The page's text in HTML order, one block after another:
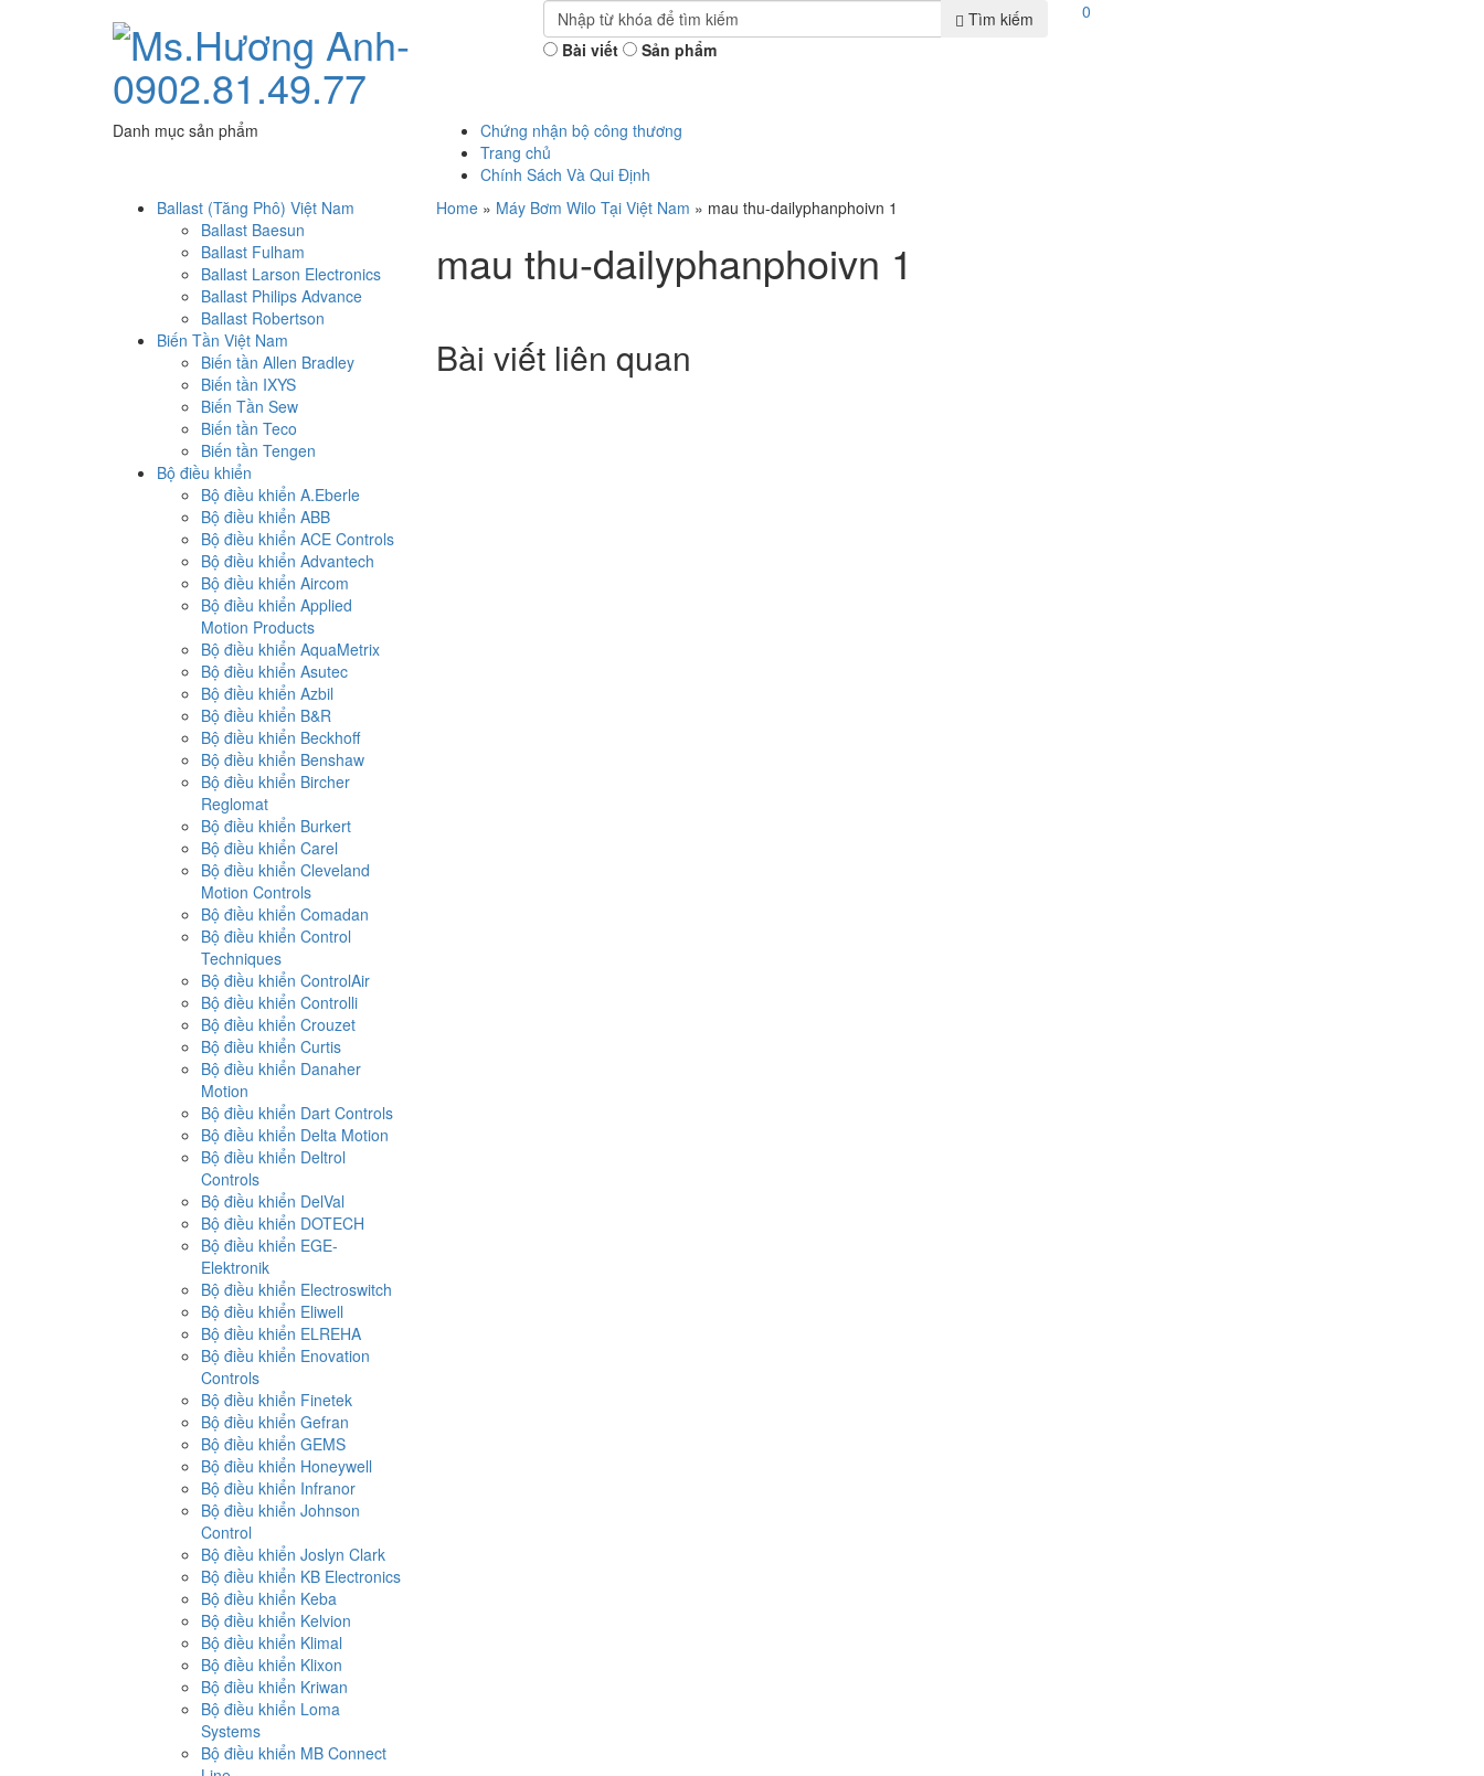
Tìm kiếm
Bài viết
Sản phẩm
0
Danh mục sản phẩm
Chứng nhận bộ công thương
Trang chủ
Chính Sách Và Qui Định
Home» Máy Bơm Wilo Tại Việt Nam » mau thu-dailyphanphoivn 1
mau thu-dailyphanphoivn 1
Bài viết liên quan
Ballast (Tăng Phô) Việt Nam
Ballast Baesun
Ballast Fulham
Ballast Larson Electronics
Ballast Philips Advance
Ballast Robertson
Biến Tần Việt Nam
Biến tần Allen Bradley
Biến tần IXYS
Biến Tần Sew
Biến tần Teco
Biến tần Tengen
Bộ điều khiển
Bộ điều khiển A.Eberle
Bộ điều khiển ABB
Bộ điều khiển ACE Controls
Bộ điều khiển Advantech
Bộ điều khiển Aircom
Bộ điều khiển Applied
Motion Products
Bộ điều khiển AquaMetrix
Bộ điều khiển Asutec
Bộ điều khiển Azbil
Bộ điều khiển B&R
Bộ điều khiển Beckhoff
Bộ điều khiển Benshaw
Bộ điều khiển Bircher
Reglomat
Bộ điều khiển Burkert
Bộ điều khiển Carel
Bộ điều khiển Cleveland
Motion Controls
Bộ điều khiển Comadan
Bộ điều khiển Control
Techniques
Bộ điều khiển ControlAir
Bộ điều khiển Controlli
Bộ điều khiển Crouzet
Bộ điều khiển Curtis
Bộ điều khiển Danaher
Motion
Bộ điều khiển Dart Controls
Bộ điều khiển Delta Motion
Bộ điều khiển Deltrol
Controls
Bộ điều khiển DelVal
Bộ điều khiển DOTECH
Bộ điều khiển EGE-
Elektronik
Bộ điều khiển Electroswitch
Bộ điều khiển Eliwell
Bộ điều khiển ELREHA
Bộ điều khiển Enovation
Controls
Bộ điều khiển Finetek
Bộ điều khiển Gefran
Bộ điều khiển GEMS
Bộ điều khiển Honeywell
Bộ điều khiển Infranor
Bộ điều khiển Johnson
Control
Bộ điều khiển Joslyn Clark
Bộ điều khiển KB Electronics
Bộ điều khiển Keba
Bộ điều khiển Kelvion
Bộ điều khiển Klimal
Bộ điều khiển Klixon
Bộ điều khiển Kriwan
Bộ điều khiển Loma
Systems
Bộ điều khiển MB Connect